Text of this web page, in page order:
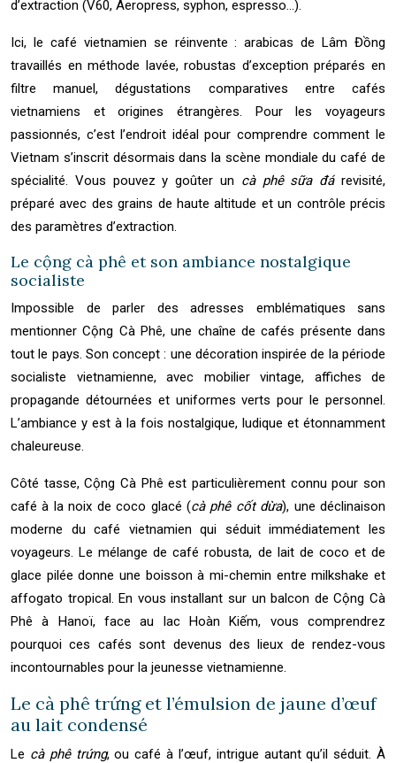
d’extraction (V60, Aeropress, syphon, espresso…).
Ici, le café vietnamien se réinvente : arabicas de Lâm Đồng
travaillés en méthode lavée, robustas d’exception préparés en
filtre manuel, dégustations comparatives entre cafés
vietnamiens et origines étrangères. Pour les voyageurs
passionnés, c’est l’endroit idéal pour comprendre comment le
Vietnam s’inscrit désormais dans la scène mondiale du café de
spécialité. Vous pouvez y goûter un cà phê sữa đárevisité,
préparé avec des grains de haute altitude et un contrôle précis
des paramètres d’extraction.
Le cộng cà phê et son ambiance nostalgique
socialiste
Impossible de parler des adresses emblématiques sans
mentionner Cộng Cà Phê, une chaîne de cafés présente dans
tout le pays. Son concept : une décoration inspirée de la période
socialiste vietnamienne, avec mobilier vintage, affiches de
propagande détournées et uniformes verts pour le personnel.
L’ambiance y est à la fois nostalgique, ludique et étonnamment
chaleureuse.
Côté tasse, Cộng Cà Phê est particulièrement connu pour son
café à la noix de coco glacé (cà phê cốt dừa), une déclinaison
moderne du café vietnamien qui séduit immédiatement les
voyageurs. Le mélange de café robusta, de lait de coco et de
glace pilée donne une boisson à mi-chemin entre milkshake et
affogato tropical. En vous installant sur un balcon de Cộng Cà
Phê à Hanoï, face au lac Hoàn Kiếm, vous comprendrez
pourquoi ces cafés sont devenus des lieux de rendez-vous
incontournables pour la jeunesse vietnamienne.
Le cà phê trứng et l’émulsion de jaune d’œuf
au lait condensé
Le cà phê trứng, ou café à l’œuf, intrigue autant qu’il séduit. À